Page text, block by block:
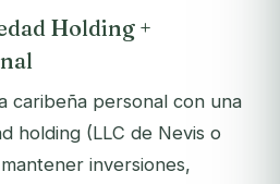
Holding +
caribeña personal con una
holding (LLC de Nevis o
inversiones,